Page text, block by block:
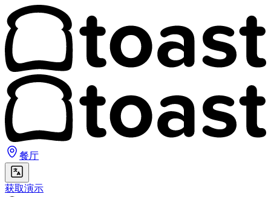
餐厅
获取演示